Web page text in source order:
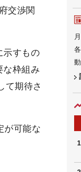
交渉関
示すもの
な枠組み
て期待さ
が可能な